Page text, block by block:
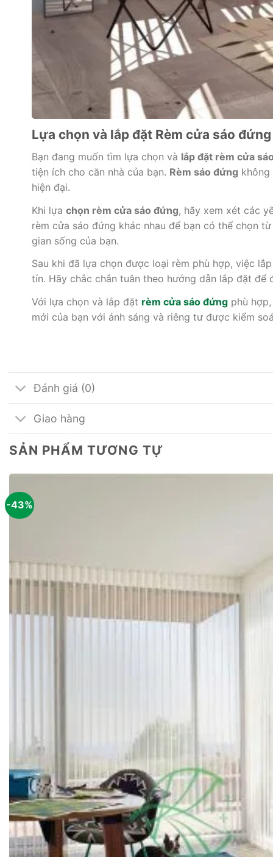
Lựa chọn và lắp đặt Rèm cửa sáo
Bạn đang muốn tìm lựa chọn và lắp đặt rèm cửa
tiện ích cho căn nhà của bạn. Rèm sáo đứng
hiện đại.
Khi lựa chọn rèm cửa sáo đứng, hãy xem xét các
rèm cửa sáo đứng khác nhau để bạn có thể chọn
gian sống của bạn.
Sau khi đã lựa chọn được loại rèm phù hợp, việc
tín. Hãy chắc chắn tuân theo hướng dẫn lắp đặt
Với lựa chọn và lắp đặt rèm cửa sáo đứngphù hợp,
mới của bạn với ánh sáng và riêng tư được kiểm
Đánh giá (0)
Giao hàng
SẢN PHẨM TƯƠNG TỰ
-43%